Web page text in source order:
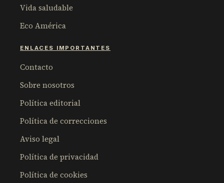
Vida saludable
Eco América
ENLACES IMPORTANTES
Contacto
Sobre nosotros
Política editorial
Política de correcciones
Aviso legal
Política de privacidad
Política de cookies